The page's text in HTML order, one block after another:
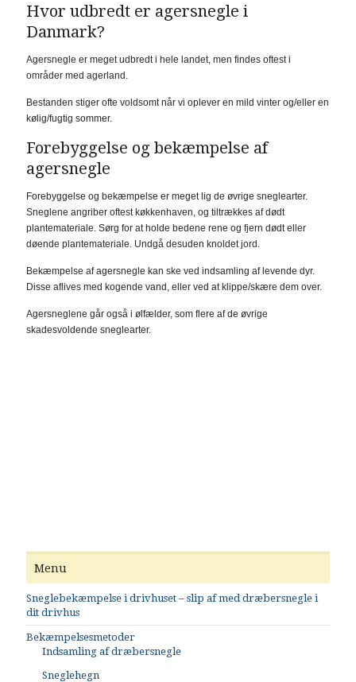
Hvor udbredt er agersnegle i
Danmark?
Agersnegle er meget udbredt i hele landet, men findes oftest i
områder med agerland.
Bestanden stiger ofte voldsomt når vi oplever en mild vinter og/eller en
kølig/fugtig sommer.
Forebyggelse og bekæmpelse af
agersnegle
Forebyggelse og bekæmpelse er meget lig de øvrige sneglearter.
Sneglene angriber oftest køkkenhaven, og tiltrækkes af dødt
plantemateriale. Sørg for at holde bedene rene og fjern dødt eller
døende plantemateriale. Undgå desuden knoldet jord.
Bekæmpelse af agersnegle kan ske ved indsamling af levende dyr.
Disse aflives med kogende vand, eller ved at klippe/skære dem over.
Agersneglene går også i ølfælder, som flere af de øvrige
skadesvoldende sneglearter.
Menu
Sneglebekæmpelse i drivhuset – slip af med dræbersnegle i
dit drivhus
Bekæmpelsesmetoder
Indsamling af dræbersnegle
Sneglehegn